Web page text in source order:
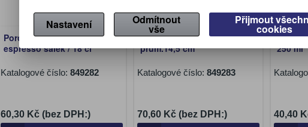
Porcelánový šálek -
espresso šálek / 18 cl
Katalogové číslo: 849282
60,30 Kč (bez DPH:)
Podšálek Espresso /
prům.14,5 cm
Katalogové číslo: 849283
70,60 Kč (bez DPH:)
250 ml
40,40
Nastavení Odmítnout
vše
Přijmout
cookies